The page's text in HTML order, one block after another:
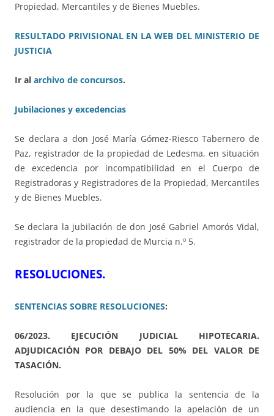
Propiedad, Mercantiles y de Bienes Muebles.
RESULTADO PRIVISIONAL EN LA WEB DEL MINISTERIO DE
JUSTICIA
Ir al archivo de concursos.
Jubilaciones y excedencias
Se declara a don José María Gómez-Riesco Tabernero de
Paz, registrador de la propiedad de Ledesma, en situación
de excedencia por incompatibilidad en el Cuerpo de
Registradoras y Registradores de la Propiedad, Mercantiles
y de Bienes Muebles.
Se declara la jubilación de don José Gabriel Amorós Vidal,
registrador de la propiedad de Murcia n.º 5.
RESOLUCIONES.
SENTENCIAS SOBRE RESOLUCIONES:
06/2023. EJECUCIÓN JUDICIAL HIPOTECARIA.
ADJUDICACIÓN POR DEBAJO DEL 50% DEL VALOR DE
TASACIÓN.
Resolución por la que se publica la sentencia de la
audiencia en la que desestimando la apelación de un